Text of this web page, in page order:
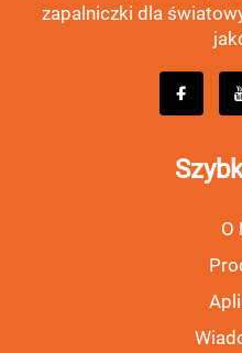
zapalniczki dla
O